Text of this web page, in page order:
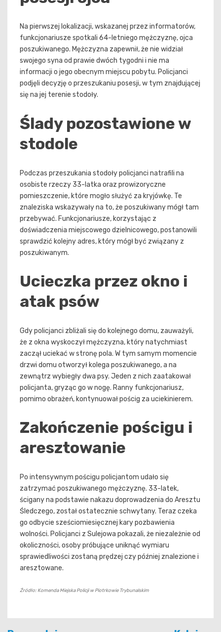
Na pierwszej lokalizacji, wskazanej przez informatorów,
funkcjonariusze spotkali 64-letniego mężczyznę, ojca
poszukiwanego. Mężczyzna zapewnił, że nie widział
swojego syna od prawie dwóch tygodni i nie ma
informacji o jego obecnym miejscu pobytu. Policjanci
podjęli decyzję o przeszukaniu posesji, w tym znajdującej
się na jej terenie stodoły.
Ślady pozostawione w
stodole
Podczas przeszukania stodoły policjanci natrafili na
osobiste rzeczy 33-latka oraz prowizoryczne
pomieszczenie, które mogło służyć za kryjówkę. Te
znaleziska wskazywały na to, że poszukiwany mógł tam
przebywać. Funkcjonariusze, korzystając z
doświadczenia miejscowego dzielnicowego, postanowili
sprawdzić kolejny adres, który mógł być związany z
poszukiwanym.
Ucieczka przez okno i
atak psów
Gdy policjanci zbliżali się do kolejnego domu, zauważyli,
że z okna wyskoczył mężczyzna, który natychmiast
zaczął uciekać w stronę pola. W tym samym momencie
drzwi domu otworzył kolega poszukiwanego, a na
zewnątrz wybiegły dwa psy. Jeden z nich zaatakował
policjanta, gryząc go w nogę. Ranny funkcjonariusz,
pomimo obrażeń, kontynuował pościg za uciekinierem.
Zakończenie pościgu i
aresztowanie
Po intensywnym pościgu policjantom udało się
zatrzymać poszukiwanego mężczyznę. 33-latek,
ścigany na podstawie nakazu doprowadzenia do Aresztu
Śledczego, został ostatecznie schwytany. Teraz czeka
go odbycie sześciomiesięcznej kary pozbawienia
wolności. Policjanci z Sulejowa pokazali, że niezależnie od
okoliczności, osoby próbujące uniknąć wymiaru
sprawiedliwości zostaną prędzej czy później znalezione i
aresztowane.
Źródło: Komenda Miejska Policji w Piotrkowie Trybunalskim
Nawigacja